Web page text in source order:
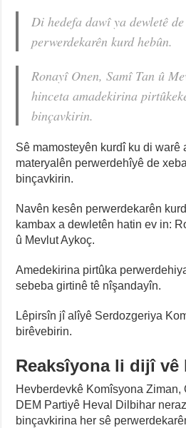
Di hedefa dawî ya dewletê
perwerdekarên kurd hebûn.
Ronayî Onen, Samî Tan û
hinceta amadekirina
binçavkirin.
Sê mamosteyên kurdî ku di warê
materyalên perwerdehîyê de
binçavkirin.
Navên kesên perwerdekarên
kambax a dewletên hatin ev in:
û Mevlut Aykoç.
Amedekirina pirtûka
sebeba girtinê tê nîşandayîn.
Lêpirsîn jî alîyê Serdozgeriya
birêvebirin.
Reaksîyona li dijî vê
Hevberdevkê Komîsyona Ziman,
DEM Partiyê Heval Dilbihar
binçavkirina her sê